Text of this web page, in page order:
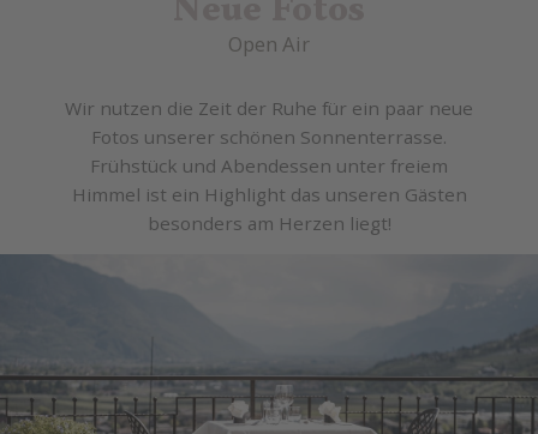
Open Air
Wir nutzen die Zeit der Ruhe für ein paar neue
Fotos unserer schönen Sonnenterrasse.
Frühstück und Abendessen unter freiem
Himmel ist ein Highlight das unseren Gästen
besonders am Herzen liegt!